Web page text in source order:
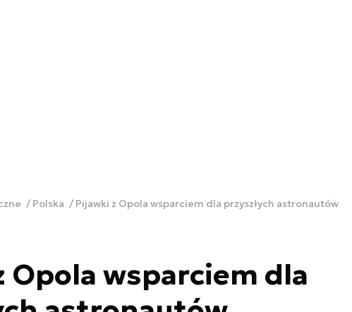
Polska Pijawki z Opola wsparciem dla przyszłych astronautów
Opola wsparciem dla